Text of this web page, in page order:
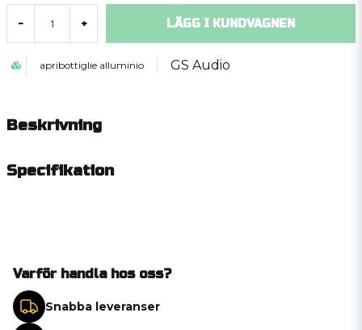
- + LÄGG I KUNDVAGNEN
apribottiglie alluminio GS Audio
Beskrivning
Specifikation
Varför handla hos oss?
Snabba leveranser